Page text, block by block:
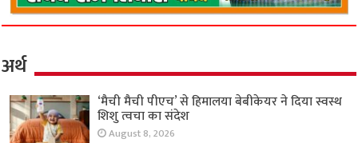
अर्थ
‘मैची मैची पीएच’ से हिमालया बेबीकेयर ने दिया स्वस्थ
शिशु त्वचा का संदेश
August 8, 2026